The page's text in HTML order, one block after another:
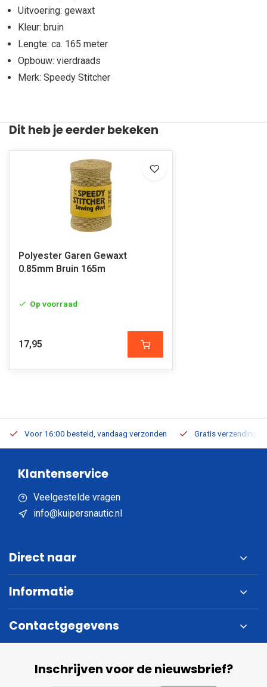
Uitvoering: gewaxt
Kleur: bruin
Lengte: ca. 165 meter
Opbouw: vierdraads
Merk: Speedy Stitcher
Dit heb je eerder bekeken
Polyester Garen Gewaxt
0.85mm Bruin 165m
Op voorraad
17,95
Voor 16:00 besteld, vandaag verzonden Gratis verzending
Klantenservice
Veelgestelde vragen
info@kuipersnautic.nl
Direct naar
Informatie
Contactgegevens
Inschrijven voor de nieuwsbrief?